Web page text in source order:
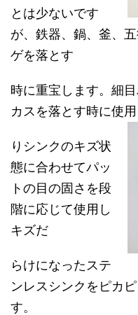
とは少ないです
が、鉄器、鍋、釜、
ゲを落とす
時に重宝します。細
カスを落とす時に使
りシンクのキズ状
態に合わせてパッ
トの目の固さを段
階に応じて使用し
キズだ
らけになったステ
ンレスシンクをピカ
す。